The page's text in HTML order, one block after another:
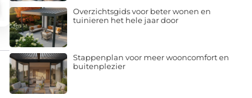
Overzichtsgids voor beter wonen en
tuinieren het hele jaar door
Stappenplan voor meer wooncomfort en
buitenplezier